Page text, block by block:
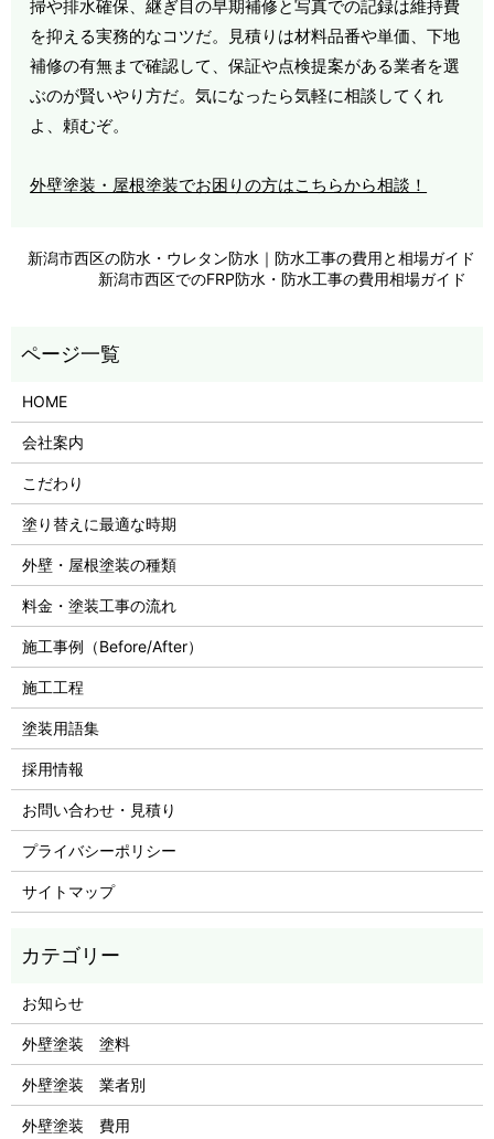
掃や排水確保、継ぎ目の早期補修と写真での記録は維持費
を抑える実務的なコツだ。見積りは材料品番や単価、下地
補修の有無まで確認して、保証や点検提案がある業者を選
ぶのが賢いやり方だ。気になったら気軽に相談してくれ
よ、頼むぞ。
外壁塗装・屋根塗装でお困りの方はこちらから相談！
新潟市西区の防水・ウレタン防水｜防水工事の費用と相場ガイド
新潟市西区でのFRP防水・防水工事の費用相場ガイド
HOME
会社案内
こだわり
塗り替えに最適な時期
外壁・屋根塗装の種類
料金・塗装工事の流れ
施工事例（Before/After）
施工工程
塗装用語集
採用情報
お問い合わせ・見積り
プライバシーポリシー
サイトマップ
お知らせ
外壁塗装 塗料
外壁塗装 業者別
外壁塗装 費用